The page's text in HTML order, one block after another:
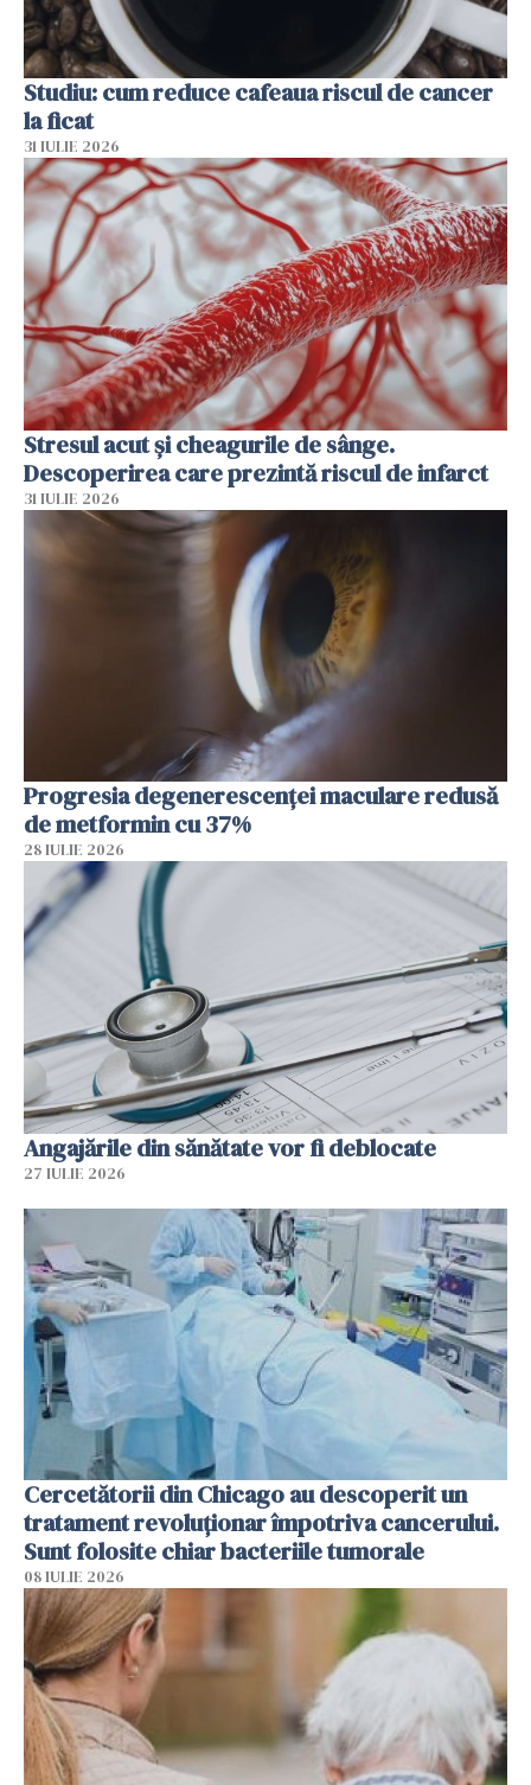
Studiu: cum reduce cafeaua riscul de cancer
la ficat
31 IULIE 2026
Stresul acut și cheagurile de sânge.
Descoperirea care prezintă riscul de infarct
31 IULIE 2026
Progresia degenerescenței maculare redusă
de metformin cu 37%
28 IULIE 2026
Angajările din sănătate vor fi deblocate
27 IULIE 2026
Cercetătorii din Chicago au descoperit un
tratament revoluționar împotriva cancerului.
Sunt folosite chiar bacteriile tumorale
08 IULIE 2026